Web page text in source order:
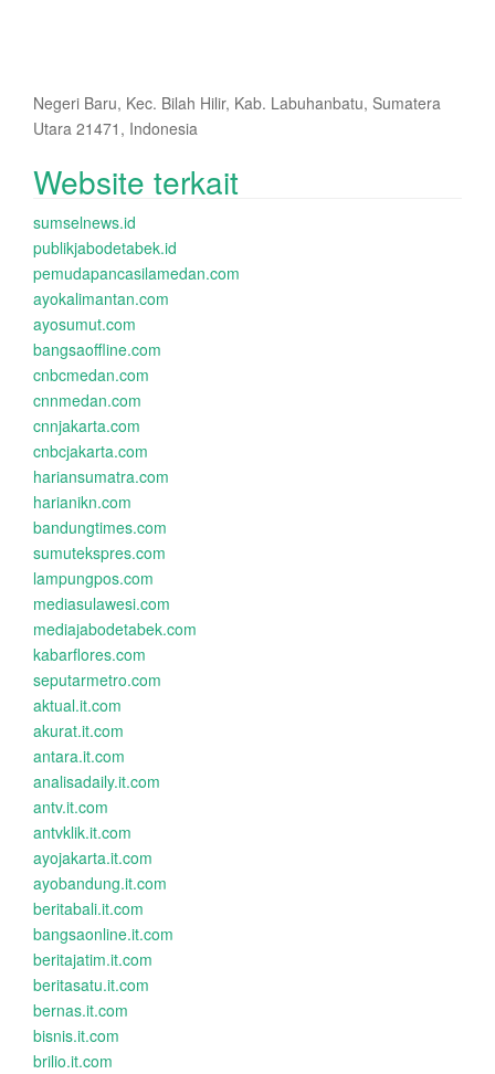
Negeri Baru, Kec. Bilah Hilir, Kab. Labuhanbatu, Sumatera
Utara 21471, Indonesia
Website terkait
sumselnews.id
publikjabodetabek.id
pemudapancasilamedan.com
ayokalimantan.com
ayosumut.com
bangsaoffline.com
cnbcmedan.com
cnnmedan.com
cnnjakarta.com
cnbcjakarta.com
hariansumatra.com
harianikn.com
bandungtimes.com
sumutekspres.com
lampungpos.com
mediasulawesi.com
mediajabodetabek.com
kabarflores.com
seputarmetro.com
aktual.it.com
akurat.it.com
antara.it.com
analisadaily.it.com
antv.it.com
antvklik.it.com
ayojakarta.it.com
ayobandung.it.com
beritabali.it.com
bangsaonline.it.com
beritajatim.it.com
beritasatu.it.com
bernas.it.com
bisnis.it.com
brilio.it.com